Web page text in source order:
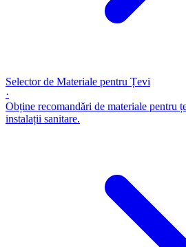
Selector de Materiale pentru Țevi
·
Obține recomandări de materiale pentru
instalații sanitare.